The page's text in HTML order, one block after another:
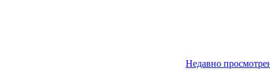
Недавно